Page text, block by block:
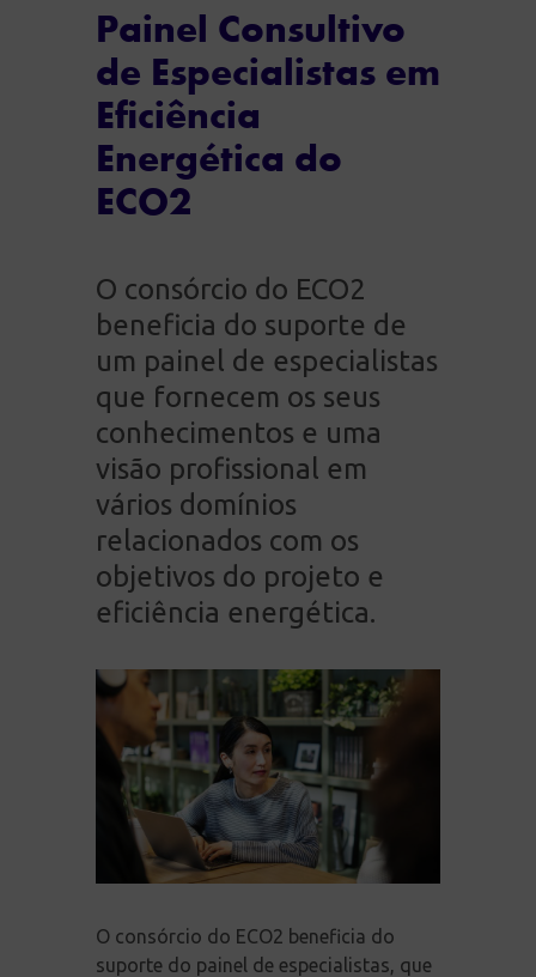
Painel Consultivo
de Especialistas em
Eficiência
Energética do
ECO2
O consórcio do ECO2
beneficia do suporte de
um painel de especialistas
que fornecem os seus
conhecimentos e uma
visão profissional em
vários domínios
relacionados com os
objetivos do projeto e
eficiência energética.
O consórcio do ECO2 beneficia do
suporte do painel de especialistas, que